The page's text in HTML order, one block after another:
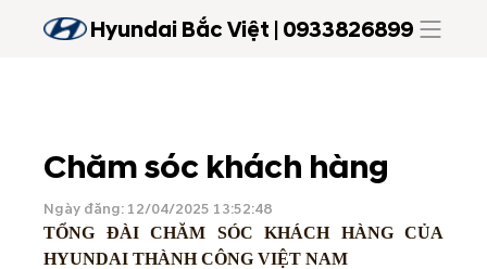
Hyundai Bắc Việt | 0933826899
Chăm sóc khách hàng
Ngày đăng: 12/04/2025 13:52:48
TỔNG ĐÀI CHĂM SÓC KHÁCH HÀNG CỦA
HYUNDAI THÀNH CÔNG VIỆT NAM